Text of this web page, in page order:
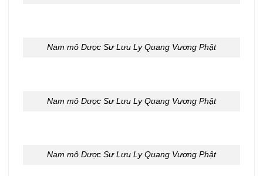
Nam mô Dược Sư Lưu Ly Quang Vương Phật
Nam mô Dược Sư Lưu Ly Quang Vương Phật
Nam mô Dược Sư Lưu Ly Quang Vương Phật